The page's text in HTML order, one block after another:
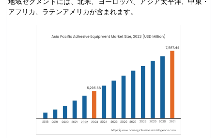
アフリカ、ラテンアメリカが含まれます。